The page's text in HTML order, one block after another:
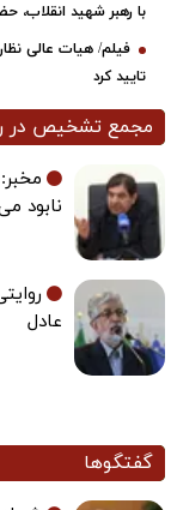
با رهبر شهید انقلاب،
فیلم/ هیات عالی
تایید کرد
مجمع تشخیص در
نابود
عادل
گفتگوها